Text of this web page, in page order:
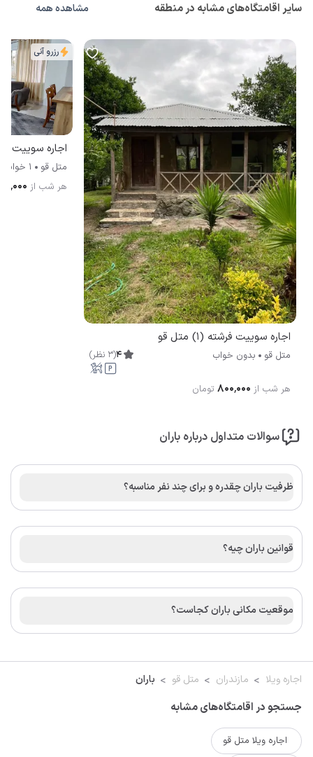
سایر اقامتگاه‌های مشابه در منطقه مشاهده همه
اجاره سوییت فرشته (۱) متل قو
متل قو بدون خواب 4
(
3 نظر)
هر شب از ۸۰۰٬۰۰۰ تومان
رزرو آنی
اجاره سوییت
متل قو
1 خوابه
هر شب از
سوالات متداول درباره باران
ظرفیت باران چقدره و برای چند نفر مناسبه؟
قوانین باران چیه؟
موقعیت مکانی باران کجاست؟
اجاره ویلا مازندران متل قو باران
جستجو در اقامتگاه‌های مشابه
اجاره ویلا متل قو